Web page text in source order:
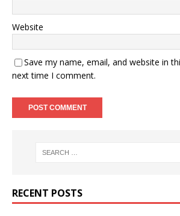
Website
Save my name, email, and website in
next time I comment.
RECENT POSTS